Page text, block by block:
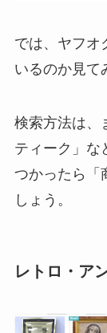
では、ヤフオ
いるのか見て
検索方法は、
ティーク」な
つかったら「
しょう。
レトロ・ア